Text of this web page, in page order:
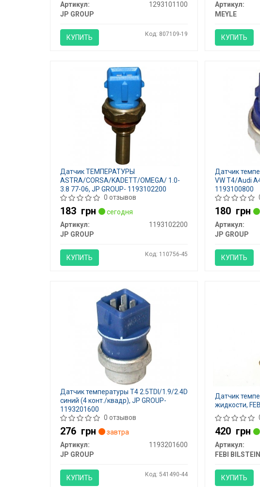
Артикул:
1293101100
JP GROUP
КУПИТЬ Код: 807109-19
Артикул:
MEYLE
КУПИТЬ
Датчик ТЕМПЕРАТУРЫ
ASTRA/CORSA/KADETT/OMEGA/ 1.0-
3.8 77-06, JP GROUP- 1193102200
0 отзывов
183 грн
сегодня
Артикул:
1193102200
JP GROUP
КУПИТЬ Код: 110756-45
Датчик
VW T4/Audi
1193100800
180 грн
Артикул:
JP GROUP
КУПИТЬ
Датчик температуры T4 2.5TDI/1.9/2.4D
синий (4 конт./квадр), JP GROUP-
1193201600
0 отзывов
276 грн
завтра
Артикул:
1193201600
JP GROUP
КУПИТЬ Код: 541490-44
Датчик
жидкости,
420 грн
Артикул:
FEBI BILSTEIN
КУПИТЬ